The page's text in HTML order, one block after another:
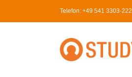
Telefon: +49 541 3303-222